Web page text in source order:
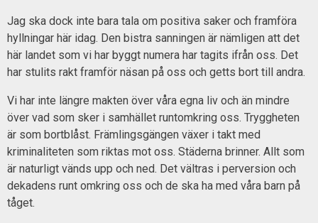
Jag ska dock inte bara tala om positiva saker och framföra
hyllningar här idag. Den bistra sanningen är nämligen att det
här landet som vi har byggt numera har tagits ifrån oss. Det
har stulits rakt framför näsan på oss och getts bort till andra.
Vi har inte längre makten över våra egna liv och än mindre
över vad som sker i samhället runtomkring oss. Tryggheten
är som bortblåst. Främlingsgängen växer i takt med
kriminaliteten som riktas mot oss. Städerna brinner. Allt som
är naturligt vänds upp och ned. Det vältras i perversion och
dekadens runt omkring oss och de ska ha med våra barn på
tåget.